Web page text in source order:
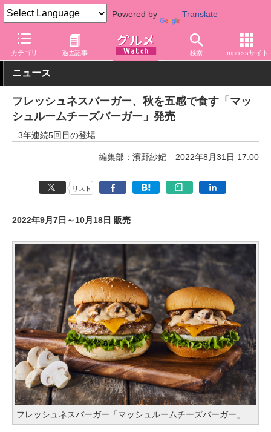
Powered by Translate
カテゴリ 過去記事 検索 Impressサイト
グルメ Watch 店舗 ファストフード
ニュース
フレッシュネスバーガー、秋を五感で食す「マッ
シュルームチーズバーガー」発売
3年連続5回目の登場
編集部：濱野紗妃 2022年8月31日 17:00
リスト
2022年9月7日～10月18日 販売
フレッシュネスバーガー「マッシュルームチーズバーガー」